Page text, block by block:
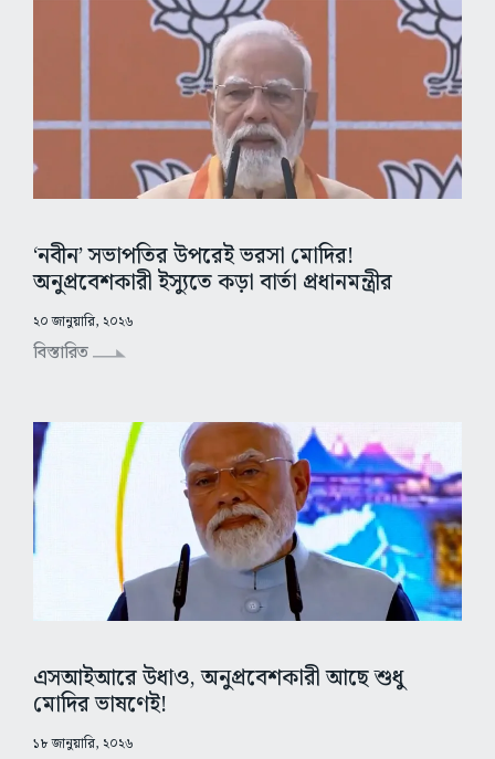
‘নবীন’ সভাপতির উপরেই ভরসা মোদির!
অনুপ্রবেশকারী ইস্যুতে কড়া বার্তা প্রধানমন্ত্রীর
২০ জানুয়ারি, ২০২৬
বিস্তারিত
এসআইআরে উধাও, অনুপ্রবেশকারী আছে শুধু
মোদির ভাষণেই!
১৮ জানুয়ারি, ২০২৬